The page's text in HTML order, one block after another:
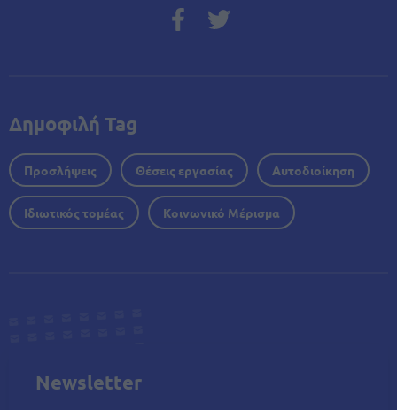
Δημοφιλή Tag
Προσλήψεις Θέσεις εργασίας Αυτοδιοίκηση
Ιδιωτικός τομέας Κοινωνικό Μέρισμα
Newsletter